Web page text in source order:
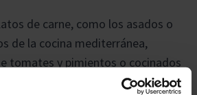
de carne, como los asados o
de la cocina mediterránea,
tomates y pimientos o cocinados
aromáticas( tomillo, orégano,